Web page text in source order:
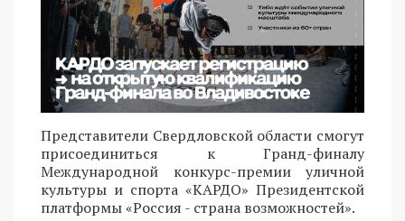
Представители Свердловской области смогут
присоединиться к Гранд-финалу
Международной конкурс-премии уличной
культуры и спорта «КАРДО» Президентской
платформы «Россия - страна возможностей».